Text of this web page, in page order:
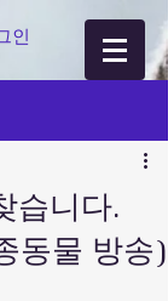
인
습니다.
동물 방송)